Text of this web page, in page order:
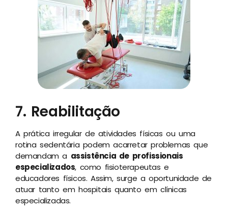
7. Reabilitação
A prática irregular de atividades físicas ou uma
rotina sedentária podem acarretar problemas que
demandam a assistência de profissionais
especializados, como fisioterapeutas e
educadores físicos. Assim, surge a oportunidade de
atuar tanto em hospitais quanto em clínicas
especializadas.